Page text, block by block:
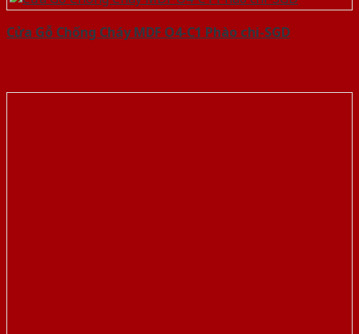
Cửa Gỗ Chống Cháy MDF O4-C1 Phào chi-SGD